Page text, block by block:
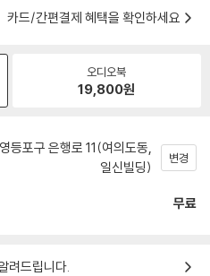
카드/간편결제 혜택을 확인하세요
오디오북
19,800원
등포구 은행로 11(여의도동,
일신빌딩)
변경
무료
려드립니다.